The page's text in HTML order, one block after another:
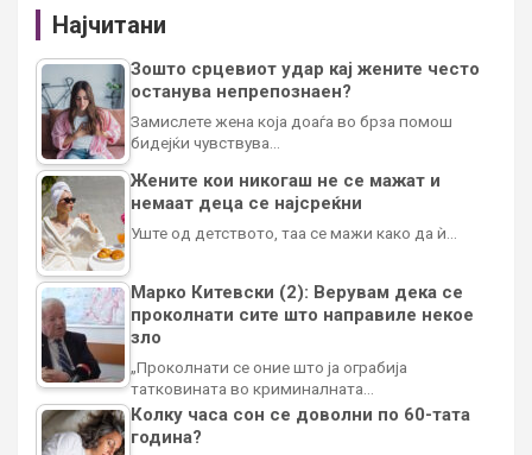
Најчитани
Зошто срцевиот удар кај жените често
останува непрепознаен?
Замислете жена која доаѓа во брза помош
бидејќи чувствува…
Жените кои никогаш не се мажат и
немаат деца се најсреќни
Уште од детството, таа се мажи како да ѝ…
Марко Китевски (2): Верувам дека се
проколнати сите што направиле некое
зло
„Проколнати се оние што ја ограбија
татковината во криминалната…
Колку часа сон се доволни по 60-тата
година?